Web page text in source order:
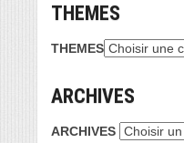
THEMES
THEMES
ARCHIVES
ARCHIVES